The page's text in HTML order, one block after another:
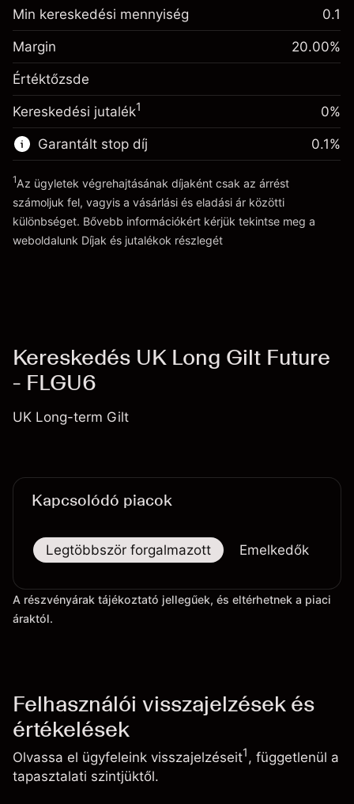
Egynapos finanszírozás
kiigazítás
A pozíció teljes értékéből
származó díjak
%
(-£0.55)
Ügyletméret tőkeáttétellel ~
Tőkeáttételből származó pénz ~
Ugrás a platformra
Fedezet. A befektetése
£1,000.00
Egynapos finanszírozás
kiigazítás
A pozíció teljes értékéből
származó díjak
-0.01096
Ügyletméret tőkeáttétellel ~
Tőkeáttételből származó pénz ~
Ugrás a platformra
Min kereskedési mennyiség 0.1
Margin 20.00%
Értéktőzsde
Kereskedési jutalék1 0%
Garantált stop díj
Díjak és jutalékokrészlegét
0.1%
1Az ügyletek végrehajtásának díjaként csak az árrést
számoljuk fel, vagyis a vásárlási és eladási ár közötti
különbséget. Bővebb információkért kérjük tekintse meg a
weboldalunk Díjak és jutalékok részlegét
Kereskedés UK Long Gilt Future
- FLGU6
UK Long-term Gilt
Kapcsolódó piacok
Legtöbbször forgalmazott Emelkedők
A részvényárak tájékoztató jellegűek, és eltérhetnek a piaci
áraktól.
Felhasználói visszajelzések és
értékelések
Olvassa el ügyfeleink visszajelzéseit1, függetlenül a
tapasztalati szintjüktől.